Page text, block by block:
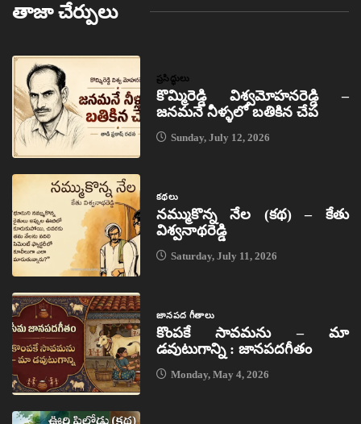
తాజా చేర్పులు
ప్రసిద్ధులు
కొమ్మిరెడ్డి విశ్వమోహనరెడ్డి –
జనమనే నీళ్ళలో బతికిన చేప
Sunday, July 12, 2026
కథలు
నమ్ముకొన్న నేల (కథ) – కేతు
విశ్వనాథరెడ్డి
Saturday, July 11, 2026
జానపద గీతాలు
కొంపకే సావమను – మా
డవుటుగాన్ని : జానపదగీతం
Monday, May 4, 2026